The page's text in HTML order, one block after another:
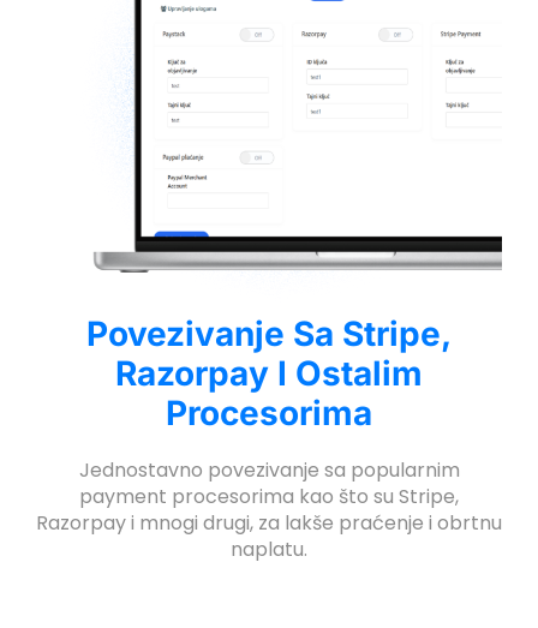
Povezivanje Sa Stripe,
Razorpay I Ostalim
Procesorima
Jednostavno povezivanje sa popularnim
payment procesorima kao što su Stripe,
Razorpay i mnogi drugi, za lakše praćenje i obrtnu
naplatu.